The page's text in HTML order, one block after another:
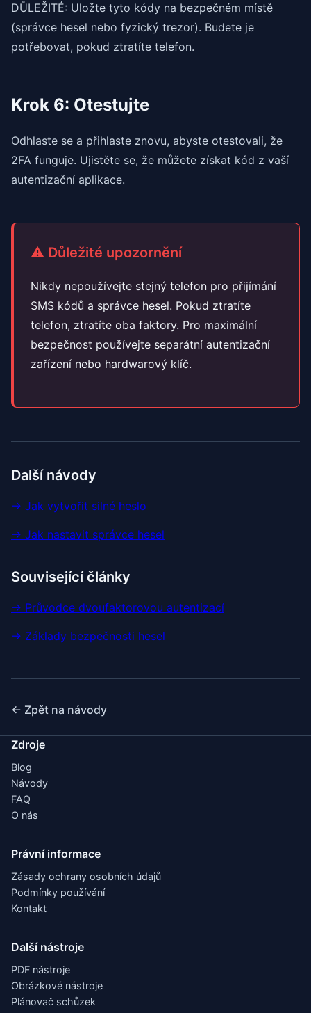
DŮLEŽITÉ: Uložte tyto kódy na bezpečném místě
(správce hesel nebo fyzický trezor). Budete je
potřebovat, pokud ztratíte telefon.
Krok 6: Otestujte
Odhlaste se a přihlaste znovu, abyste otestovali, že
2FA funguje. Ujistěte se, že můžete získat kód z vaší
autentizační aplikace.
⚠️ Důležité upozornění
Nikdy nepoužívejte stejný telefon pro přijímání
SMS kódů a správce hesel. Pokud ztratíte
telefon, ztratíte oba faktory. Pro maximální
bezpečnost používejte separátní autentizační
zařízení nebo hardwarový klíč.
Další návody
→ Jak vytvořit silné heslo
→ Jak nastavit správce hesel
Související články
→ Průvodce dvoufaktorovou autentizací
→ Základy bezpečnosti hesel
← Zpět na návody
Zdroje
Blog
Návody
FAQ
O nás
Právní informace
Zásady ochrany osobních údajů
Podmínky používání
Kontakt
Další nástroje
PDF nástroje
Obrázkové nástroje
Plánovač schůzek